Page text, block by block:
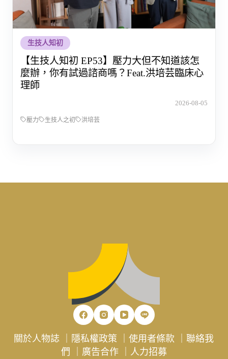
生技人知初
【生技人知初 EP53】壓力大但不知道該怎
麼辦，你有試過諮商嗎？Feat.洪培芸臨床心
理師
2026-08-05
壓力 生技人之初 洪培芸
關於人物誌 隱私權政策 ｜使用者條款 ｜聯絡我
們
廣告合作｜ 人力招募